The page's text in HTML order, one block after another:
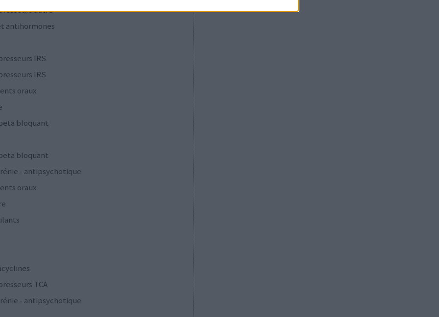
autre
antihormones
IRS
IRS
oraux
bloquant
bloquant
- antipsychotique
oraux
TCA
- antipsychotique